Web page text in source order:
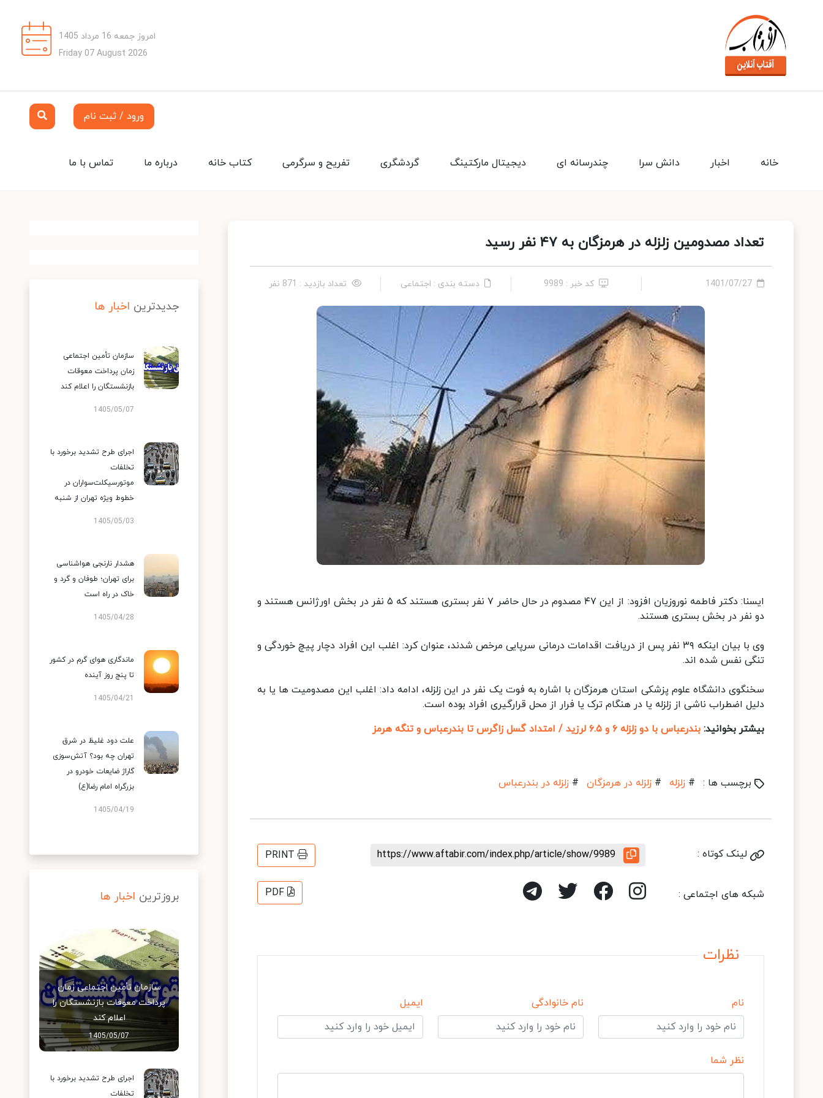
امروز جمعه 16 مرداد 1405
Friday 07 August 2026
ورود / ثبت نام
تماس با ما درباره ما کتاب خانه تفریح و سرگرمی گردشگری دیجیتال مارکتینگ چندرسانه ای دانش سرا اخبار خانه
تعداد مصدومین زلزله در هرمزگان به ۴۷ نفر رسید
1401/07/27 کد خبر : 9989 دسته بندی : اجتماعی تعداد بازدید : 871 نفر
ایسنا: دکتر فاطمه نوروزیان افزود: از این ۴۷ مصدوم در حال حاضر ۷ نفر بستری هستند که ۵ نفر در بخش اورژانس هستند و
دو نفر در بخش بستری هستند.
وی با بیان اینکه ۳۹ نفر پس از دریافت اقدامات درمانی سرپایی مرخص شدند، عنوان کرد: اغلب این افراد دچار پیچ خوردگی و
تنگی نفس شده اند.
سخنگوی دانشگاه علوم پزشکی استان هرمزگان با اشاره به فوت یک نفر در این زلزله، ادامه داد: اغلب این مصدومیت ها یا به
دلیل اضطراب ناشی از زلزله یا در هنگام ترک یا فرار از محل قرارگیری افراد بوده است.
بیشتر بخوانید: بندرعباس با دو زلزله ۶ و ۶.۵ لرزید / امتداد گسل زاگرس تا بندرعباس و تنگه هرمز
برچسب ها : # زلزله # زلزله در هرمزگان # زلزله در بندرعباس
لینک کوتاه : https://www.aftabir.com/index.php/article/show/9989
PRINT
شبکه های اجتماعی : PDF
نظرات
نام نام خانوادگی ایمیل
نظر شما
جدیدترین اخبار ها
سازمان تأمین اجتماعی
زمان پرداخت معوقات
بازنشستگان را اعلام کند
1405/05/07
اجرای طرح تشدید برخورد با
تخلفات
موتورسیکلت‌سواران در
خطوط ویژه تهران از شنبه
1405/05/03
هشدار نارنجی هواشناسی
برای تهران؛ طوفان و گرد و
خاک در راه است
1405/04/28
ماندگاری هوای گرم در کشور
تا پنج روز آینده
1405/04/21
علت دود غلیظ در شرق
تهران چه بود؟ آتش‌سوزی
گاراژ ضایعات خودرو در
بزرگراه امام رضا(ع)
1405/04/19
بروزترین اخبار ها
سازمان تأمین اجتماعی زمان
پرداخت معوقات بازنشستگان را
اعلام کند
1405/05/07
اجرای طرح تشدید برخورد با
تخلفات